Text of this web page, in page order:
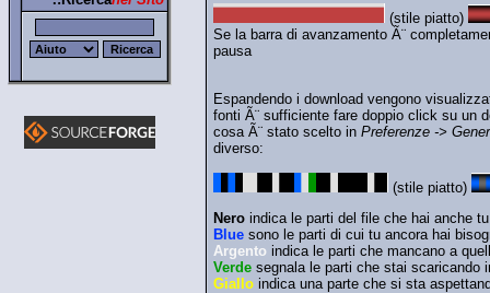
(stile piatto)
Se la barra di avanzamento Ã¨
pausa
Espandendo i download vengono
fonti Ã¨ sufficiente fare doppio click su un
cosa Ã¨ stato scelto in Preferenze ->
diverso:
(stile piatto)
Neroindica le parti del file che hai anche tu
Blue sono le parti di cui tu ancora hai
Argento indica le parti che mancano a
Verdesegnala le parti che stai scaricando
Gialloindica una parte che si sta